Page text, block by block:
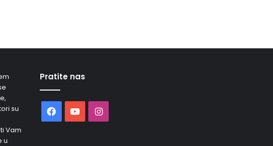
su
Vam
u
Pratite nas
Facebook
YouTubeInstagram